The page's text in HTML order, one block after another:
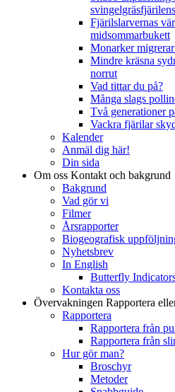
Fjärilslarvernas
midsommarbukett
Monarker
Mindre kräsna
norrut
Vad tittar du på?
Många slags
Två generationer
Vackra fjärilar
Kalender
Anmäl dig här!
Din sida
Om oss Kontakt och bakgrund
Bakgrund
Vad gör vi
Filmer
Årsrapporter
Biogeografisk
Nyhetsbrev
In English
Butterfly
Kontakta oss
Övervakningen Rapportera
Rapportera
Rapportera från
Rapportera från
Hur gör man?
Broschyr
Metoder